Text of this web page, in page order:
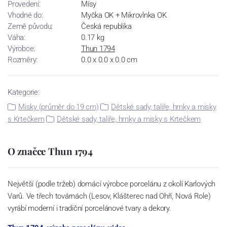
Provedení:
Mísy
Vhodné do:
Myčka OK + Mikrovlnka OK
Země původu:
Česká republika
Váha:
0.17 kg
Výrobce:
Thun 1794
Rozměry:
0.0 x 0.0 x 0.0 cm
Kategorie:
Misky (průměr do 19 cm)
Dětské sady, talíře, hrnky a misky
s Krtečkem
Dětské sady, talíře, hrnky a misky s Krtečkem
O značce Thun 1794
Největší (podle tržeb) domácí výrobce porcelánu z okolí Karlových
Varů. Ve třech továrnách (Lesov, Klášterec nad Ohří, Nová Role)
vyrábí moderní i tradiční porcelánové tvary a dekory.